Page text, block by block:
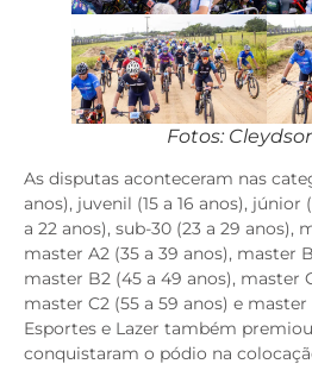
Fotos:
As disputas aconteceram nas
anos), juvenil (15 a 16 anos), júnior
a 22 anos), sub-30 (23 a 29 anos),
master A2 (35 a 39 anos), master
master B2 (45 a 49 anos), master
master C2 (55 a 59 anos) e
Esportes e Lazer também
conquistaram o pódio na